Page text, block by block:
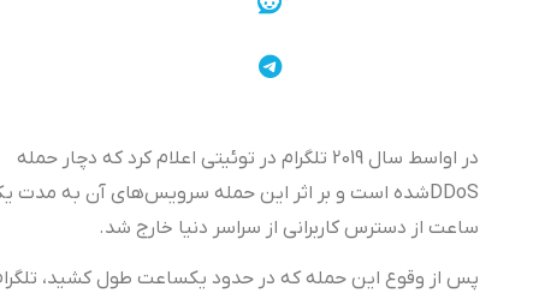
در اواسط سال 2019 تلگرام در توئیتی اعلام کرد که دچار حمله
DDoSشده است و بر اثر این حمله سرویس‌های آن به مدت یک
ساعت از دسترس کاربرانی از سراسر دنیا خارج شد.
پس از وقوع این حمله که در حدود یکساعت ‌طول کشید، تلگرام